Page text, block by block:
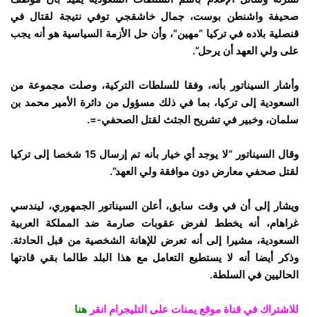
صحيفة واشنطن بوست، جمال خاشقجي توفي نتيجة لقتال في
قنصلية بلاده في تركيا “مهين”، وأن حل الأزمة السياسية هو أنه يجب
على ولي العهد أن يرحل”.
وأشار السيناتور بأنه، وفقا للسلطات التركية، وصلت مجموعة من
السعودية إلى تركيا، بما في ذلك مسؤول من دائرة الأمير محمد بن
سلمان، وخبير في تشريح الجثث لقتل الصحفي-=.
وقال السيناتور “لا يوجد أي خيار بأنه تم إرسال 15 شخصا إلى تركيا
لقتل صحفي معارض دون موافقة ولي العهد”.
ويشار إلى أن في وقت سابق، أعلن السيناتور الجمهوري، ليندسي
غراهام، أنه يخطط لفرض عقوبات صارمة ضد المملكة العربية
السعودية، مشيرا إلى أنه تعرض للإهانة الشخصية من قبل الحادثة.
وذكر أيضا أنه لا يستطيع التعامل مع هذا البلد طالما بقي قادتها
الحاليين في السلطة.
للاشتراك في قناة موقع يمنات على التليجرام انقر هنا